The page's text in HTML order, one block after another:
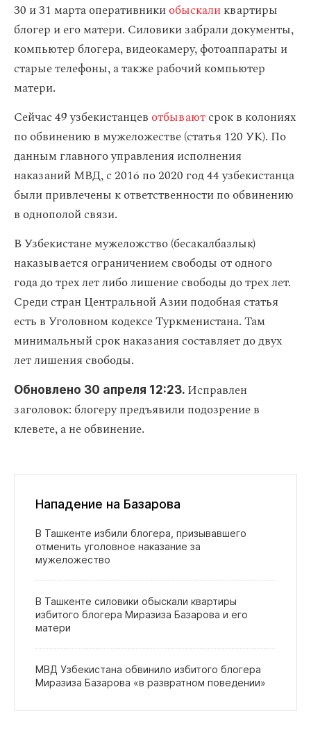
30 и 31 марта оперативникиобыскаликвартиры
блогер и его матери. Силовики забрали документы,
компьютер блогера, видеокамеру, фотоаппараты и
старые телефоны, а также рабочий компьютер
матери.
Сейчас 49 узбекистанцев отбываютсрок в колониях
по обвинению в мужеложестве (статья 120 УК). По
данным главного управления исполнения
наказаний МВД, с 2016 по 2020 год 44 узбекистанца
были привлечены к ответственности по обвинению
в однополой связи.
В Узбекистане мужеложство (бесакалбазлык)
наказывается ограничением свободы от одного
года до трех лет либо лишение свободы до трех лет.
Среди стран Центральной Азии подобная статья
есть в Уголовном кодексе Туркменистана. Там
минимальный срок наказания составляет до двух
лет лишения свободы.
Обновлено 30 апреля 12:23. Исправлен
заголовок: блогеру предъявили подозрение в
клевете, а не обвинение.
Нападение на Базарова
В Ташкенте избили блогера, призывавшего
отменить уголовное наказание за
мужеложество
В Ташкенте силовики обыскали квартиры
избитого блогера Миразиза Базарова и его
матери
МВД Узбекистана обвинило избитого блогера
Миразиза Базарова «в развратном поведении»